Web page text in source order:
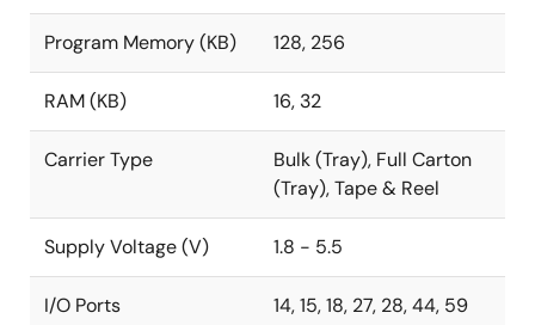
Program Memory (KB) 128, 256
RAM (KB) 16, 32
Carrier Type
Bulk (Tray), Full Carton
(Tray), Tape & Reel
Supply Voltage (V) 1.8 - 5.5
I/O Ports 14, 15, 18, 27, 28, 44, 59